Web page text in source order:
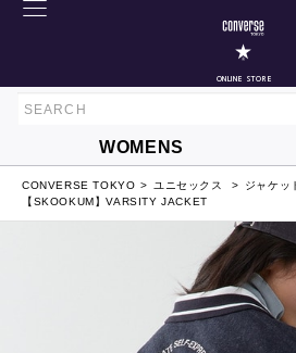
ONLINE STORE
WOMENS
CONVERSE TOKYO ユニセックス ジャケッ
【SKOOKUM】VARSITY JACKET